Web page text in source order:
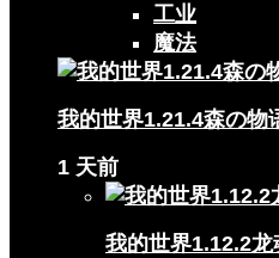
工业
魔法
我的世界1.21.4森の物
1 天前
我的世界1.12.2